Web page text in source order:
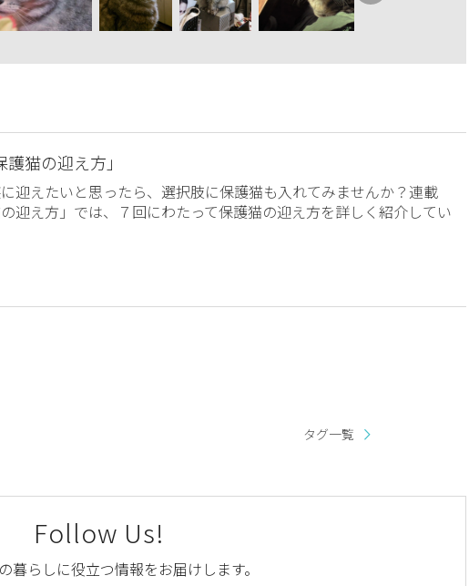
猫の迎え方」
迎えたいと思ったら、選択肢に保護猫も入れてみませんか？連載
の迎え方」では、７回にわたって保護猫の迎え方を詳しく紹介してい
タグ一覧
Follow Us!
暮らしに役立つ情報をお届けします。